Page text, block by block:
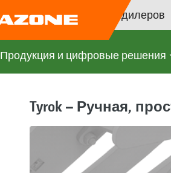
Поиск дилеров
Продукция и цифровые решения
Tyrok – Ручная,